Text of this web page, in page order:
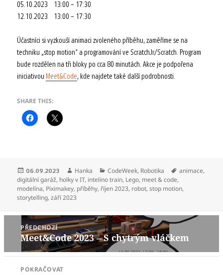
05.10.2023 13:00 – 17:30
12.10.2023 13:00 – 17:30
Účastníci si vyzkouší animaci zvoleného příběhu, zaměříme se na
techniku „stop motion“ a programování ve ScratchJr/Scratch. Program
bude rozdělen na tři bloky po cca 80 minutách. Akce je podpořena
iniciativou Meet&Code, kde najdete také další podrobnosti.
SHARE THIS:
Publikováno:
06.09.2023 Autor:
Hanka Rubriky:
CodeWeek, Robotika Štítky:
animace,
digitální garáž, holky v IT, intelino train, Lego, meet & code,
modelína, Piximakey, příběhy, říjen 2023, robot,stop motion,
storytelling,září 2023
Navigace
příspěvek
PŘEDCHOZÍ
Předchozí
příspěvek:
Meet&Code 2023 – S chytrým vláčkem
POKRAČOVAT